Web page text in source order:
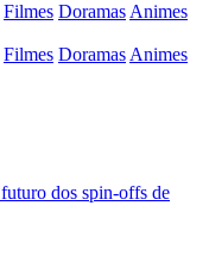
Filmes Doramas Animes
Filmes Doramas Animes